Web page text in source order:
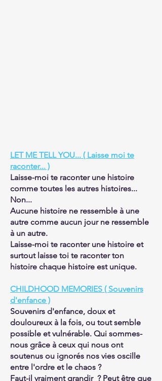
LET ME TELL YOU... ( Laisse moi te
raconter... )
Laisse-moi te raconter une histoire
comme toutes les autres histoires...
Non...
Aucune histoire ne ressemble à une
autre comme aucun jour ne ressemble
à un autre.
Laisse-moi te raconter une histoire et
surtout laisse toi te raconter ton
histoire chaque histoire est unique.
CHILDHOOD MEMORIES ( Souvenirs
d'enfance )
Souvenirs d'enfance, doux et
douloureux à la fois, ou tout semble
possible et vulnérable. Qui sommes-
nous grâce à ceux qui nous ont
soutenus ou ignorés nos vies oscille
entre l'ordre et le chaos ?
Faut-il vraiment grandir ? Peut être que